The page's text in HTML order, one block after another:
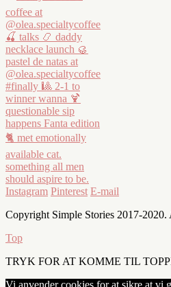
Instagram Pinterest E-mail
Copyright Simple Stories 2017-2020.
Top
TRYK FOR AT KOMME TIL